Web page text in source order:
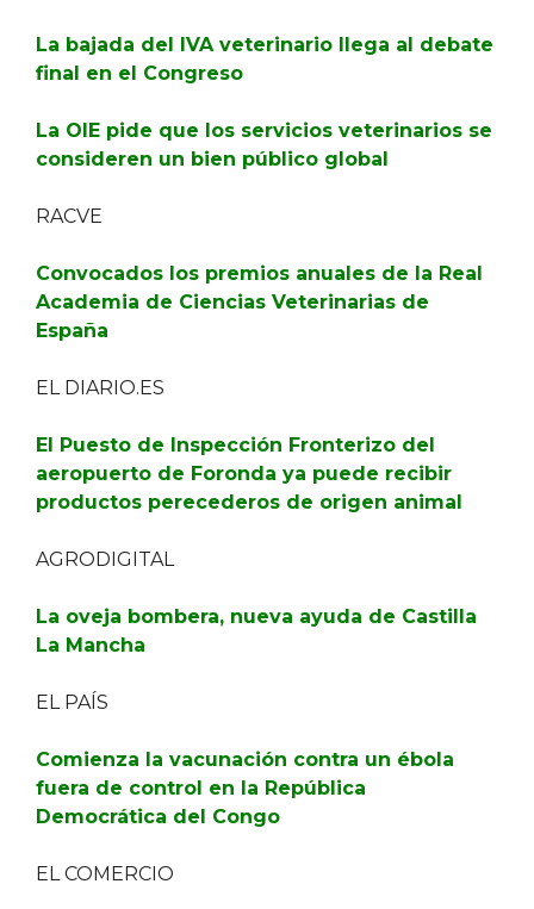
La bajada del IVA veterinario llega al debate
final en el Congreso
La OIE pide que los servicios veterinarios se
consideren un bien público global
RACVE
Convocados los premios anuales de la Real
Academia de Ciencias Veterinarias de
España
EL DIARIO.ES
El Puesto de Inspección Fronterizo del
aeropuerto de Foronda ya puede recibir
productos perecederos de origen animal
AGRODIGITAL
La oveja bombera, nueva ayuda de Castilla
La Mancha
EL PAÍS
Comienza la vacunación contra un ébola
fuera de control en la República
Democrática del Congo
EL COMERCIO